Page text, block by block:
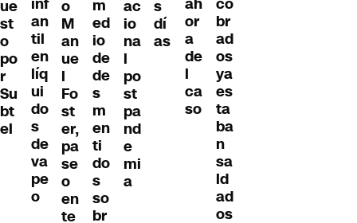
ue
st
o
po
r
Su
bt
el
an
til
en
líq
ui
do
s
de
va
pe
o
o
M
an
ue
l
Fo
st
er,
pa
se
o
en
te
m
ed
io
de
de
s
m
en
ti
do
s
so
br
ac
io
na
l
po
st
pa
nd
e
mi
a
s
dí
as
or
a
de
l
ca
so
br
ad
os
ya
es
ta
ba
n
sa
ld
ad
os